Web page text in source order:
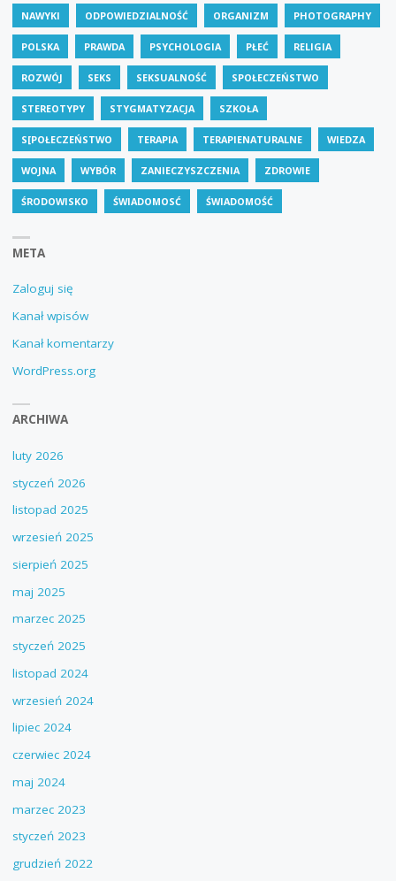
NAWYKI ODPOWIEDZIALNOŚĆ ORGANIZM PHOTOGRAPHY
POLSKA PRAWDA PSYCHOLOGIA PŁEĆ RELIGIA
ROZWÓJ SEKS SEKSUALNOŚĆ SPOŁECZEŃSTWO
STEREOTYPY STYGMATYZACJA SZKOŁA
S[POŁECZEŃSTWO TERAPIA TERAPIENATURALNE WIEDZA
WOJNA WYBÓR ZANIECZYSZCZENIA ZDROWIE
ŚRODOWISKO ŚWIADOMOSĆ ŚWIADOMOŚĆ
META
Zaloguj się
Kanał wpisów
Kanał komentarzy
WordPress.org
ARCHIWA
luty 2026
styczeń 2026
listopad 2025
wrzesień 2025
sierpień 2025
maj 2025
marzec 2025
styczeń 2025
listopad 2024
wrzesień 2024
lipiec 2024
czerwiec 2024
maj 2024
marzec 2023
styczeń 2023
grudzień 2022